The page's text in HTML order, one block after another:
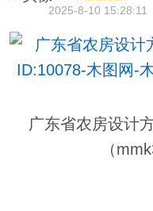
2025-8-10 15:28:11
广东省农房设
（